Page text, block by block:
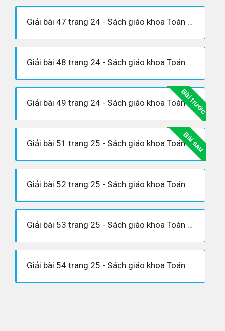
Giải bài 47 trang 24 - Sách giáo khoa Toán 6 tập 1
Giải bài 48 trang 24 - Sách giáo khoa Toán 6 tập 1
Bài trước
Giải bài 49 trang 24 - Sách giáo khoa Toán 6 tập 1
Bài sau
Giải bài 51 trang 25 - Sách giáo khoa Toán 6 tập 1
Giải bài 52 trang 25 - Sách giáo khoa Toán 6 tập 1
Giải bài 53 trang 25 - Sách giáo khoa Toán 6 tập 1
Giải bài 54 trang 25 - Sách giáo khoa Toán 6 tập 1